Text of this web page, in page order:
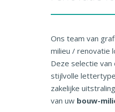
Ons team van
milieu / renovatie
Deze selectie
stijlvolle
zakelijke
van uw bouw-